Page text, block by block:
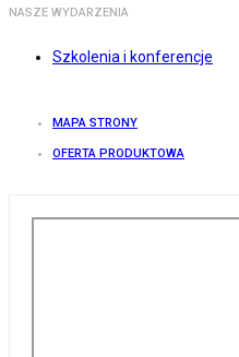
NASZE WYDARZENIA
Szkolenia i konferencje
MAPA STRONY
OFERTA PRODUKTOWA